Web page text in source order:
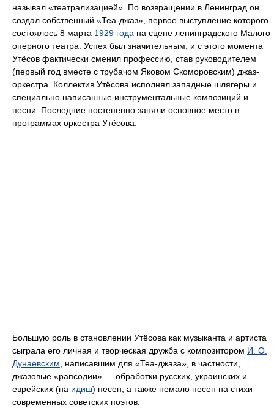
называл «театрализацией». По возвращении в Ленинград он
создал собственный «Теа-джаз», первое выступление которого
состоялось 8 марта 1929 года на сцене ленинградского Малого
оперного театра. Успех был значительным, и с этого момента
Утёсов фактически сменил профессию, став руководителем
(первый год вместе с трубачом Яковом Скоморовским) джаз-
оркестра. Коллектив Утёсова исполнял западные шлягеры и
специально написанные инструментальные композиций и
песни. Последние постепенно заняли основное место в
программах оркестра Утёсова.
Большую роль в становлении Утёсова как музыканта и артиста
сыграла его личная и творческая дружба с композитором И. О.
Дунаевским , написавшим для «Теа-джаза», в частности,
джазовые «рапсодии» — обработки русских, украинских и
еврейских (на идиш) песен, а также немало песен на стихи
современных советских поэтов.